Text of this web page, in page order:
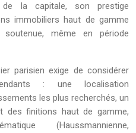
de la capitale, son prestige
immobiliers haut de gamme
même en période
parisien exige de considérer
: une localisation
les plus recherchés, un
des finitions haut de gamme,
(Haussmannienne,